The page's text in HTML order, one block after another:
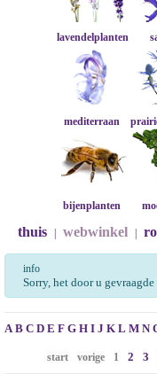
lavendelplanten
mediterraan
bijenplanten
thuis webwinkel
info
Sorry, het door u
A B C D E F G H I J K L M N
start vorige 1 2 3